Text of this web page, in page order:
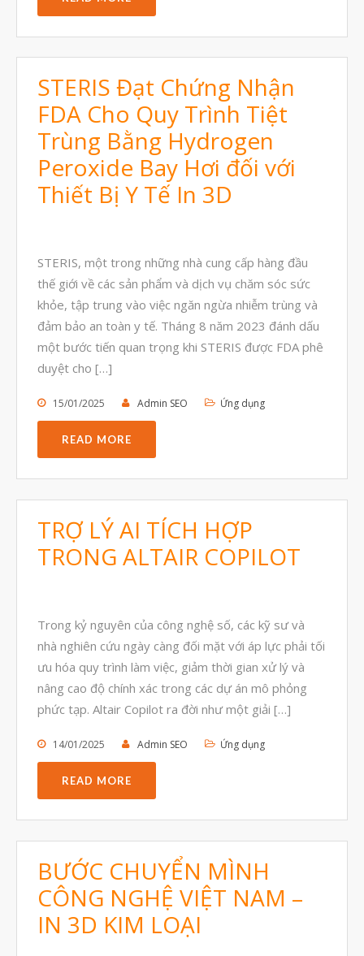
Tháng Bảy 2022
Tháng Sáu 2022
Tháng Năm 2022
Tháng Tư 2022
Tháng Ba 2022
Tháng Mười Hai 2021
Tháng Mười Một 2021
Tháng Mười 2021
Tháng Chín 2021
Tháng Bảy 2021
Tháng Ba 2021
Tháng Một 2021
Tháng Mười 2020
Tháng Chín 2020
Tháng Tám 2020
Tháng Bảy 2020
Tháng Sáu 2020
Tháng Hai 2020
Tháng Một 2020
Tháng Mười Hai 2019
STERIS Đạt Chứng Nhận
FDA Cho Quy Trình Tiệt
Trùng Bằng Hydrogen
Peroxide Bay Hơi đối với
Thiết Bị Y Tế In 3D
STERIS, một trong những nhà cung cấp hàng đầu
thế giới về các sản phẩm và dịch vụ chăm sóc sức
khỏe, tập trung vào việc ngăn ngừa nhiễm trùng và
đảm bảo an toàn y tế. Tháng 8 năm 2023 đánh dấu
một bước tiến quan trọng khi STERIS được FDA phê
duyệt cho […]
15/01/2025 Admin SEO Ứng dụng
READ MORE
TRỢ LÝ AI TÍCH HỢP
TRONG ALTAIR COPILOT
Trong kỷ nguyên của công nghệ số, các kỹ sư và
nhà nghiên cứu ngày càng đối mặt với áp lực phải tối
ưu hóa quy trình làm việc, giảm thời gian xử lý và
nâng cao độ chính xác trong các dự án mô phỏng
phức tạp. Altair Copilot ra đời như một giải […]
14/01/2025 Admin SEO Ứng dụng
READ MORE
BƯỚC CHUYỂN MÌNH
CÔNG NGHỆ VIỆT NAM –
IN 3D KIM LOẠI